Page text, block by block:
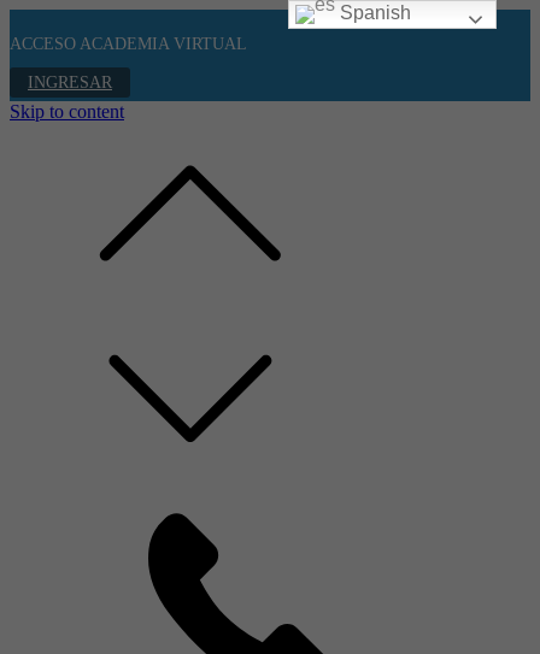
ACCESO ACADEMIA VIRTUAL
INGRESAR
Skip to content
Spanish